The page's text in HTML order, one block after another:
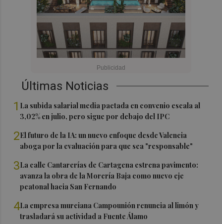
Últimas Noticias
1 La subida salarial media pactada en convenio escala al
3,02% en julio, pero sigue por debajo del IPC
2El futuro de la IA: un nuevo enfoque desde Valencia
aboga por la evaluación para que sea "responsable"
3La calle Cantarerías de Cartagena estrena pavimento:
avanza la obra de la Morería Baja como nuevo eje
peatonal hacia San Fernando
4La empresa murciana Campounión renuncia al limón y
trasladará su actividad a Fuente Álamo